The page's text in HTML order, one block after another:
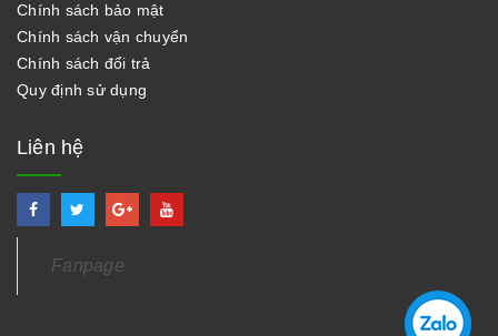
Chính sách bảo mật
Chính sách vận chuyển
Chính sách đổi trả
Quy định sử dụng
Liên hệ
Fanpage